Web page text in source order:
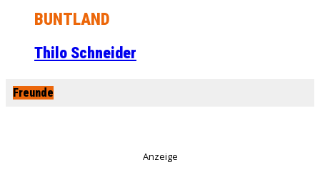
BUNTLAND
Thilo Schneider
Freunde
Anzeige